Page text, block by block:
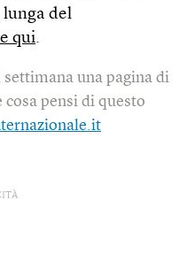
lunga del
qui.
una pagina di
pensi di questo